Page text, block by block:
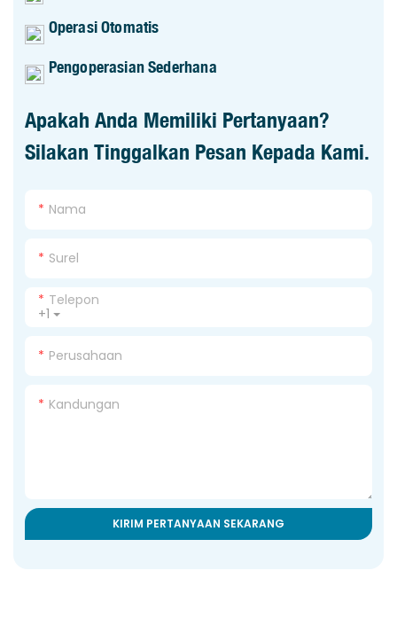
Operasi Otomatis
Pengoperasian Sederhana
Apakah Anda Memiliki Pertanyaan?
Silakan Tinggalkan Pesan Kepada Kami.
Nama
Surel
+1
Telepon
Perusahaan
Kandungan
KIRIM PERTANYAAN SEKARANG